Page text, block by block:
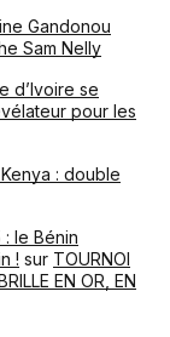
Gandonou
Sam Nelly
d’Ivoire se
pour les
: double
le Bénin
! sur TOURNOI
EN OR, EN